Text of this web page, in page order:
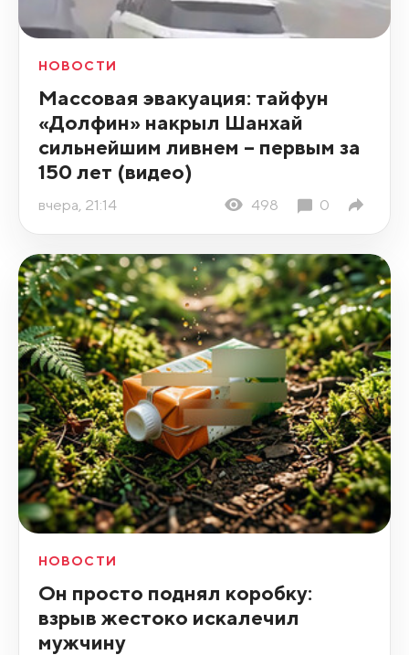
НОВОСТИ
Массовая эвакуация: тайфун
«Долфин» накрыл Шанхай
сильнейшим ливнем – первым за
150 лет (видео)
вчера, 21:14 498 0
НОВОСТИ
Он просто поднял коробку:
взрыв жестоко искалечил
мужчину